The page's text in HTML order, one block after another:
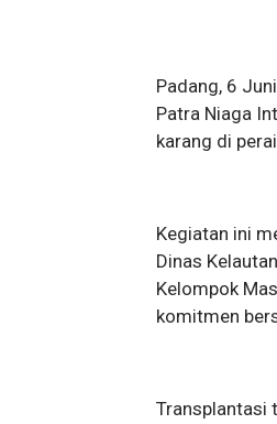
Padang, 6
Patra Niaga
karang di
Kegiatan ini
Dinas
Kelompok
komitmen
Transplantasi